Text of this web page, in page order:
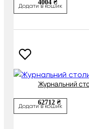
4004 ₴
Додати в кошик
Журнальний
62712 ₴
Додати в кошик